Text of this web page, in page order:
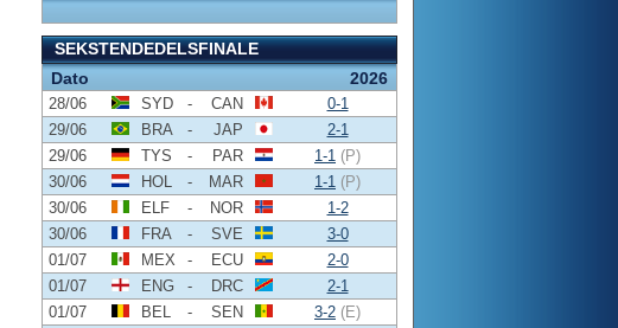
SEKSTENDEDELSFINALE
Dato
2026
28/06 SYD - CAN
0-1
29/06
BRA - JAP
2-1
29/06
TYS - PAR 1-1 (P)
30/06
HOL - MAR 1-1 (P)
30/06
ELF - NOR
1-2
30/06
FRA - SVE
3-0
01/07
MEX - ECU
2-0
01/07
ENG - DRC
2-1
01/07
BEL - SEN 3-2 (E)